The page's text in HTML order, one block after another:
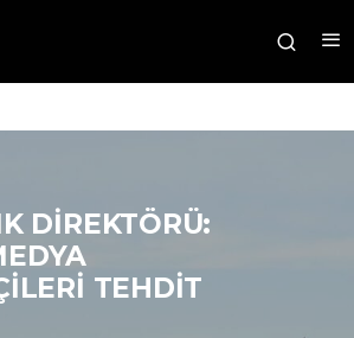
DIREKTÖRÜ:
TEHDIT